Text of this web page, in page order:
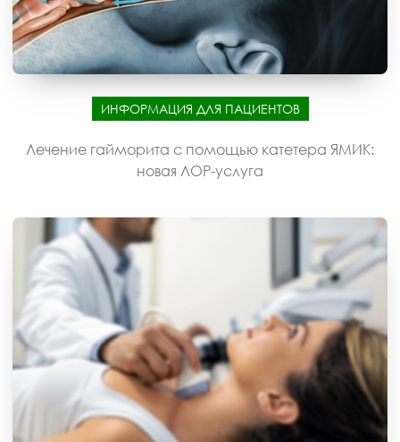
ИНФОРМАЦИЯ ДЛЯ ПАЦИЕНТОВ
Лечение гайморита с помощью катетера ЯМИК:
новая ЛОР-услуга